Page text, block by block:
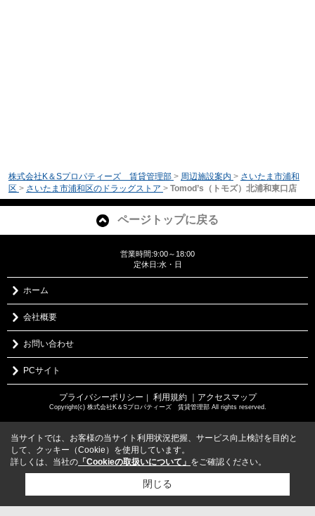
株式会社K＆Sプロパティーズ 賃貸管理部 > 周辺施設案内 > さいたま市浦和
区 > さいたま市浦和区のドラッグストア > Tomod’s（トモズ）北浦和東口店
ページトップに戻る
営業時間:9:00～18:00
定休日:水・日
ホーム
会社概要
お問い合わせ
PCサイト
プライバシーポリシー ｜ 利用規約 ｜アクセスマップ
Copyright(c) 株式会社K＆Sプロパティーズ 賃貸管理部 All rights reserved.
当サイトでは、お客様の当サイト利用状況把握、サービス向上検討を目的と
して、クッキー（Cookie）を使用しています。
詳しくは、当社の 「Cookieの取扱いについて」 をご確認ください。
閉じる